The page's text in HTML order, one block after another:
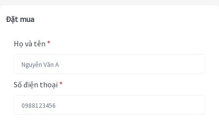
Đặt mua
Họ và tên *
Số điện thoại *